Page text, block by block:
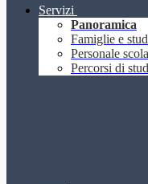
Servizi
Panoramica
Famiglie e
Personale
Percorsi di